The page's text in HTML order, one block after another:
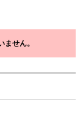
せん。